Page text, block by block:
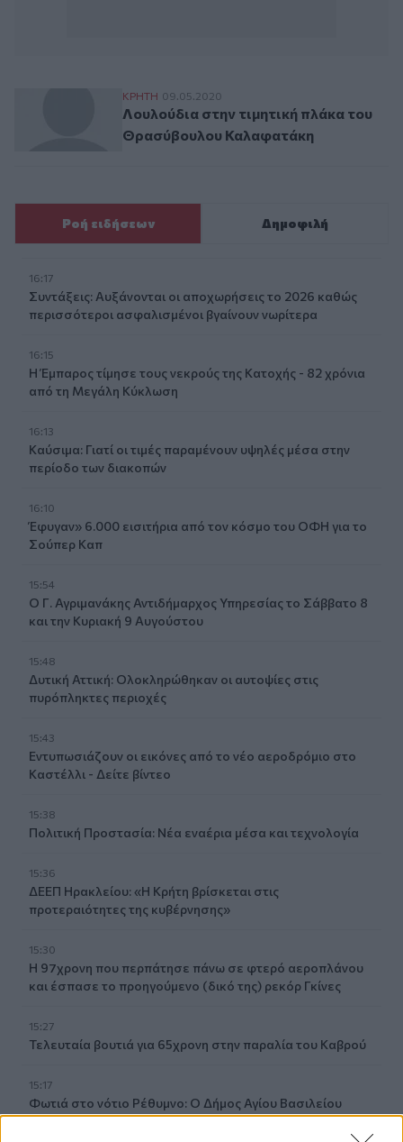
Λουλούδια στην τιμητική πλάκα του
ΚΡΗΤΗ 09.05.2020
Λουλούδια στην τιμητική πλάκα του
Θρασύβουλου Καλαφατάκη
Ροή ειδήσεων Δημοφιλή
16:17
Συντάξεις: Αυξάνονται οι αποχωρήσεις το 2026 καθώς
περισσότεροι ασφαλισμένοι βγαίνουν νωρίτερα
16:15
Η Έμπαρος τίμησε τους νεκρούς της Κατοχής - 82 χρόνια
από τη Μεγάλη Κύκλωση
16:13
Καύσιμα: Γιατί οι τιμές παραμένουν υψηλές μέσα στην
περίοδο των διακοπών
16:10
Έφυγαν» 6.000 εισιτήρια από τον κόσμο του ΟΦΗ για το
Σούπερ Καπ
15:54
Ο Γ. Αγριμανάκης Αντιδήμαρχος Υπηρεσίας το Σάββατο 8
και την Κυριακή 9 Αυγούστου
15:48
Δυτική Αττική: Ολοκληρώθηκαν οι αυτοψίες στις
πυρόπληκτες περιοχές
15:43
Εντυπωσιάζουν οι εικόνες από το νέο αεροδρόμιο στο
Καστέλλι - Δείτε βίντεο
15:38
Πολιτική Προστασία: Νέα εναέρια μέσα και τεχνολογία
15:36
ΔΕΕΠ Ηρακλείου: «Η Κρήτη βρίσκεται στις
προτεραιότητες της κυβέρνησης»
15:30
Η 97χρονη που περπάτησε πάνω σε φτερό αεροπλάνου
και έσπασε το προηγούμενο (δικό της) ρεκόρ Γκίνες
15:27
Τελευταία βουτιά για 65χρονη στην παραλία του Καβρού
15:17
Φωτιά στο νότιο Ρέθυμνο: Ο Δήμος Αγίου Βασιλείου
ευχαριστεί για το "κύμα αλληλεγγύης"